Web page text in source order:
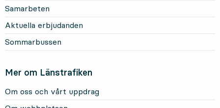
Samarbeten
Aktuella erbjudanden
Sommarbussen
Mer om Länstrafiken
Om oss och vårt uppdrag